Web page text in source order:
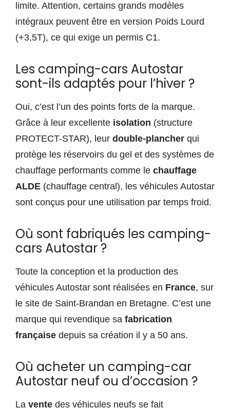
limite. Attention, certains grands modèles
intégraux peuvent être en version Poids Lourd
(+3,5T), ce qui exige un permis C1.
Les camping-cars Autostar
sont-ils adaptés pour l’hiver ?
Oui, c’est l’un des points forts de la marque.
Grâce à leur excellente isolation (structure
PROTECT-STAR), leur double-plancher qui
protège les réservoirs du gel et des systèmes de
chauffage performants comme le chauffage
ALDE (chauffage central), les véhicules Autostar
sont conçus pour une utilisation par temps froid.
Où sont fabriqués les camping-
cars Autostar ?
Toute la conception et la production des
véhicules Autostar sont réalisées en France, sur
le site de Saint-Brandan en Bretagne. C’est une
marque qui revendique sa fabrication
française depuis sa création il y a 50 ans.
Où acheter un camping-car
Autostar neuf ou d’occasion ?
La vente des véhicules neufs se fait